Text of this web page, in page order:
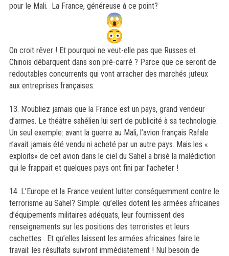
pour le Mali. La France, généreuse à ce point?
On croit rêver ! Et pourquoi ne veut-elle pas que Russes et
Chinois débarquent dans son pré-carré ? Parce que ce seront de
redoutables concurrents qui vont arracher des marchés juteux
aux entreprises françaises.
13. N’oubliez jamais que la France est un pays, grand vendeur
d’armes. Le théâtre sahélien lui sert de publicité à sa technologie.
Un seul exemple: avant la guerre au Mali, l’avion français Rafale
n’avait jamais été vendu ni acheté par un autre pays. Mais les «
exploits» de cet avion dans le ciel du Sahel a brisé la malédiction
qui le frappait et quelques pays ont fini par l’acheter !
14. L’Europe et la France veulent lutter conséquemment contre le
terrorisme au Sahel? Simple: qu’elles dotent les armées africaines
d’équipements militaires adéquats, leur fournissent des
renseignements sur les positions des terroristes et leurs
cachettes . Et qu’elles laissent les armées africaines faire le
travail: les résultats suivront immédiatement ! Nul besoin de